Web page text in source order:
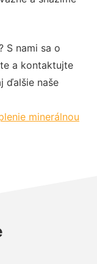
S nami sa o
a kontaktujte
ďalšie naše
minerálnou